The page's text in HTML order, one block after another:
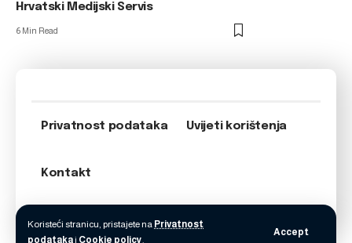
Koristeći stranicu, pristajete na Privatnost
podatakai Cookie policy.
Accept
Hrvatski Medijski Servis
6 Min Read
Privatnost podataka Uvijeti korištenja
Kontakt